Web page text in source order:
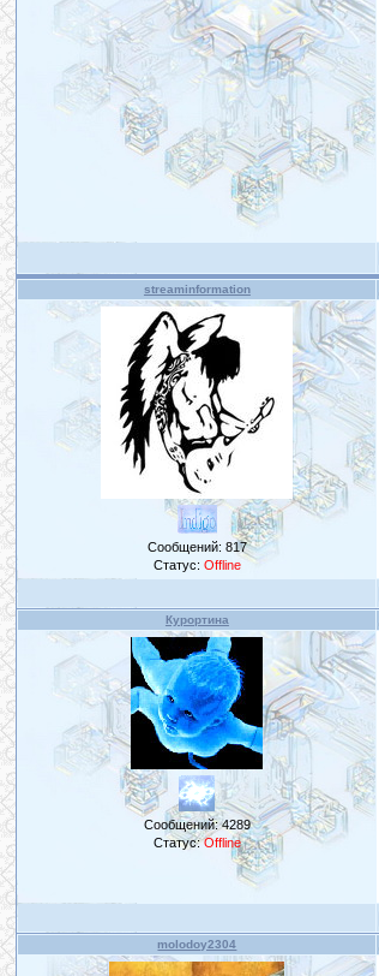
streaminformation
Сообщений: 817
Статус: Offline
Курортина
Сообщений:4289
Статус:Offline
molodoy2304